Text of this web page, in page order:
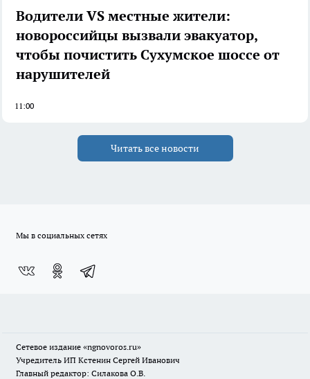
Водители VS местные жители:
новороссийцы вызвали эвакуатор,
чтобы почистить Сухумское шоссе от
нарушителей
11:00
Читать все новости
Мы в социальных сетях
Сетевое издание «ngnovoros.ru»
Учредитель ИП Кстенин Сергей Иванович
Главный редактор: Силакова О.В.